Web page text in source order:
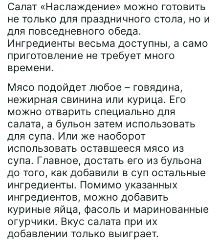
Салат «Наслаждение» можно готовить
не только для праздничного стола, но и
для повседневного обеда.
Ингредиенты весьма доступны, а само
приготовление не требует много
времени.
Мясо подойдет любое – говядина,
нежирная свинина или курица. Его
можно отварить специально для
салата, а бульон затем использовать
для супа. Или же наоборот
использовать оставшееся мясо из
супа. Главное, достать его из бульона
до того, как добавили в суп остальные
ингредиенты. Помимо указанных
ингредиентов, можно добавить
куриные яйца, фасоль и маринованные
огурчики. Вкус салата при их
добавлении только выиграет.